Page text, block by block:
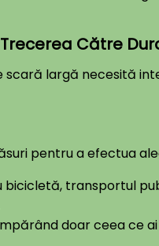
Către
largă necesită
pentru a efectua
transportul
doar ceea ce